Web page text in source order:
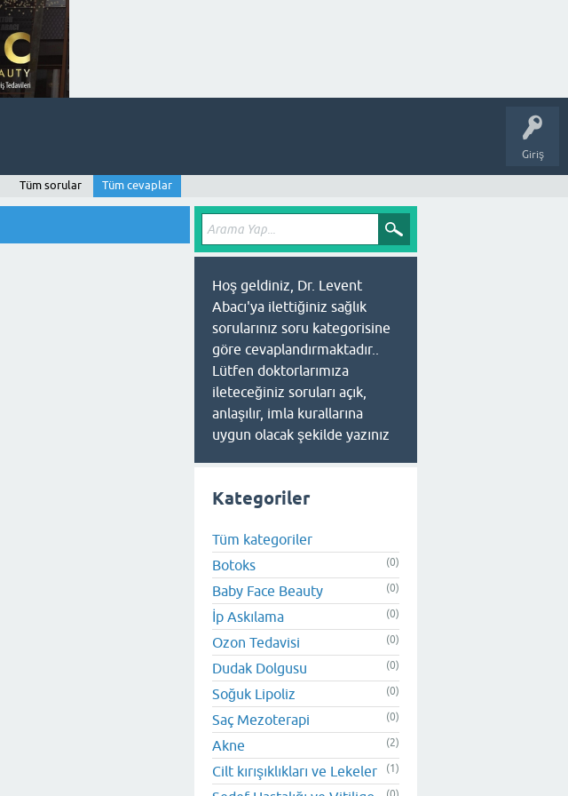
Giriş
Tüm sorular Tüm cevaplar
Hoş geldiniz, Dr. Levent
Abacı'ya ilettiğiniz sağlık
sorularınız soru kategorisine
göre cevaplandırmaktadır..
Lütfen doktorlarımıza
ileteceğiniz soruları açık,
anlaşılır, imla kurallarına
uygun olacak şekilde yazınız
Kategoriler
Tüm kategoriler
Botoks
(0)
Baby Face Beauty (0)
İp Askılama (0)
Ozon Tedavisi (0)
Dudak Dolgusu (0)
Soğuk Lipoliz (0)
Saç Mezoterapi (0)
Akne (2)
Cilt kırışıklıkları ve Lekeler (1)